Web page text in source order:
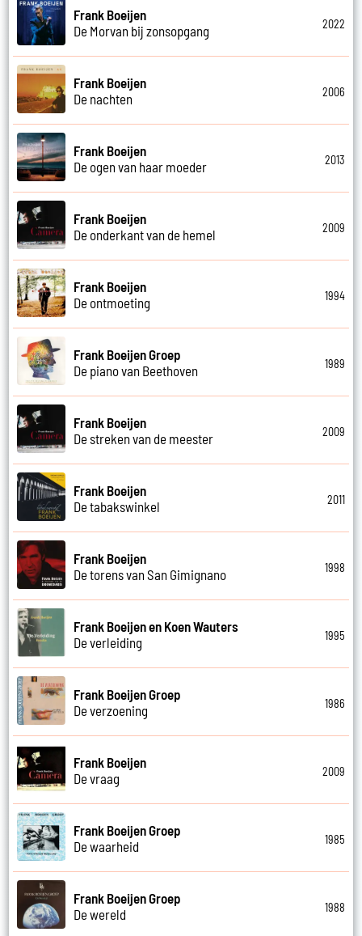
Frank Boeijen
De Morvan bij zonsopgang
2022
Frank Boeijen
De nachten
2006
Frank Boeijen
De ogen van haar moeder
2013
Frank Boeijen
De onderkant van de hemel
2009
Frank Boeijen
De ontmoeting
1994
Frank Boeijen Groep
De piano van Beethoven
1989
Frank Boeijen
De streken van de meester
2009
Frank Boeijen
De tabakswinkel
2011
Frank Boeijen
De torens van San Gimignano
1998
Frank Boeijen en Koen Wauters
De verleiding
1995
Frank Boeijen Groep
De verzoening
1986
Frank Boeijen
De vraag
2009
Frank Boeijen Groep
De waarheid
1985
Frank Boeijen Groep
De wereld
1988